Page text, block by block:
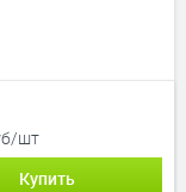
шт
Купить